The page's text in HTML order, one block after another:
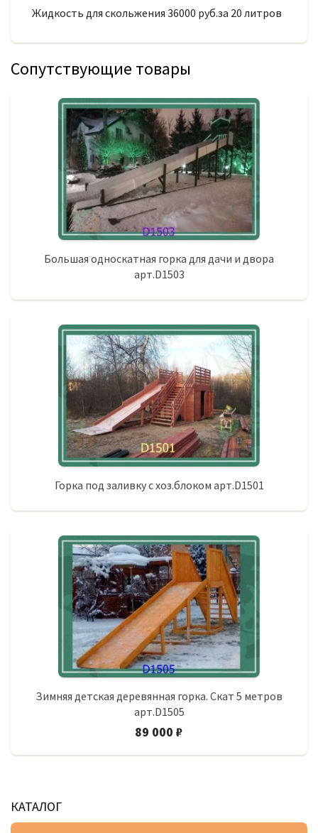
Жидкость для скольжения 36000 руб.за 20 литров
Сопутствующие товары
Большая односкатная горка для дачи и двора
арт.D1503
Горка под заливку с хоз.блоком арт.D1501
Зимняя детская деревянная горка. Скат 5 метров
арт.D1505
89 000 ₽
КАТАЛОГ